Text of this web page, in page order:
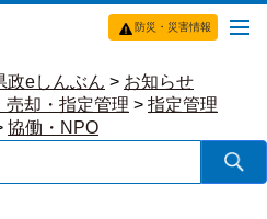
防災・災害情報
政eしんぶん > お知らせ
売却・指定管理 > 指定管理
協働・NPO